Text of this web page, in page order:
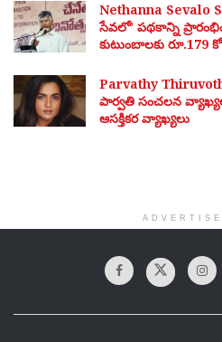
Nethanna Sevalo
సేవలో’ పథకాన్ని
కుటుంబాలకు రూ.179
Parvathy
పార్వతి సంచలన
ఆసక్తికర వ్యాఖ్యలు